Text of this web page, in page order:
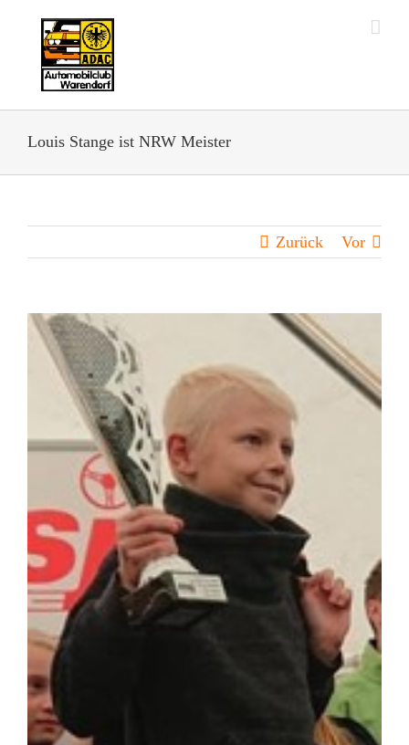
springen
Louis Stange ist NRW Meister
Zurück Vor
Zeige
grösseres